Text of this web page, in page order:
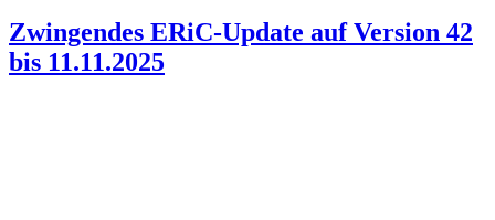
Zwingendes ERiC-Update auf Version 42
bis 11.11.2025